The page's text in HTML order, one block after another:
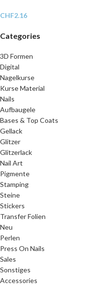
Categories
3D Formen
Digital
Nagelkurse
Kurse Material
Nails
Aufbaugele
Bases & Top Coats
Gellack
Glitzer
Glitzerlack
Nail Art
Pigmente
Stamping
Steine
Stickers
Transfer Folien
Neu
Perlen
Press On Nails
Sales
Sonstiges
Accessories
CHF2.16